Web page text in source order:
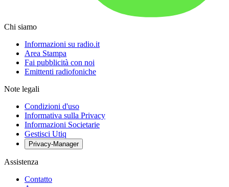
Chi siamo
Informazioni su radio.it
Area Stampa
Fai pubblicità con noi
Emittenti radiofoniche
Note legali
Condizioni d'uso
Informativa sulla Privacy
Informazioni Societarie
Gestisci Utiq
Privacy-Manager
Assistenza
Contatto